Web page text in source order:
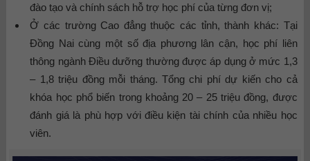
đào tạo và chính sách hỗ trợ học phí của từng đơn vị;
Ở các trường Cao đẳng thuộc các tỉnh, thành khác: Tại
Đồng Nai cùng một số địa phương lân cận, học phí liên
thông ngành Điều dưỡng thường được áp dụng ở mức 1,3
– 1,8 triệu đồng mỗi tháng. Tổng chi phí dự kiến cho cả
khóa học phổ biến trong khoảng 20 – 25 triệu đồng, được
đánh giá là phù hợp với điều kiện tài chính của nhiều học
viên.